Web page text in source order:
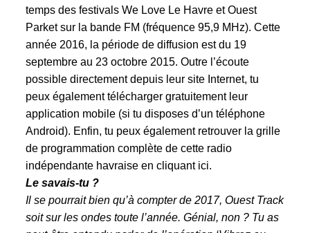
temps des festivals We Love Le Havre et Ouest
Parket sur la bande FM (fréquence 95,9 MHz). Cette
année 2016, la période de diffusion est du 19
septembre au 23 octobre 2015. Outre l’écoute
possible directement depuis leur site Internet, tu
peux également télécharger gratuitement leur
application mobile (si tu disposes d’un téléphone
Android). Enfin, tu peux également retrouver la grille
de programmation complète de cette radio
indépendante havraiseen cliquant ici.
Le savais-tu ?
Il se pourrait bien qu’à compter de 2017, Ouest Track
soit sur les ondes toute l’année. Génial, non ? Tu as